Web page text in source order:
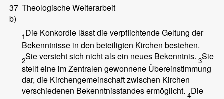
37
b)
Theologische Weiterarbeit
1Die Konkordie lässt die verpflichtende Geltung der
Bekenntnisse in den beteiligten Kirchen bestehen.
2Sie versteht sich nicht als ein neues Bekenntnis. 3Sie
stellt eine im Zentralen gewonnene Übereinstimmung
dar, die Kirchengemeinschaft zwischen Kirchen
verschiedenen Bekenntnisstandes ermöglicht. 4Die